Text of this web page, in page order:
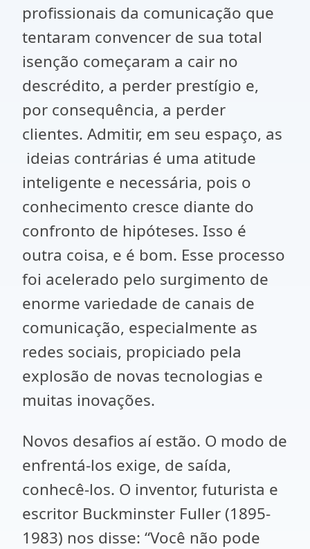
profissionais da comunicação que
tentaram convencer de sua total
isenção começaram a cair no
descrédito, a perder prestígio e,
por consequência, a perder
clientes. Admitir, em seu espaço, as
ideias contrárias é uma atitude
inteligente e necessária, pois o
conhecimento cresce diante do
confronto de hipóteses. Isso é
outra coisa, e é bom. Esse processo
foi acelerado pelo surgimento de
enorme variedade de canais de
comunicação, especialmente as
redes sociais, propiciado pela
explosão de novas tecnologias e
muitas inovações.
Novos desafios aí estão. O modo de
enfrentá-los exige, de saída,
conhecê-los. O inventor, futurista e
escritor Buckminster Fuller (1895-
1983) nos disse: “Você não pode